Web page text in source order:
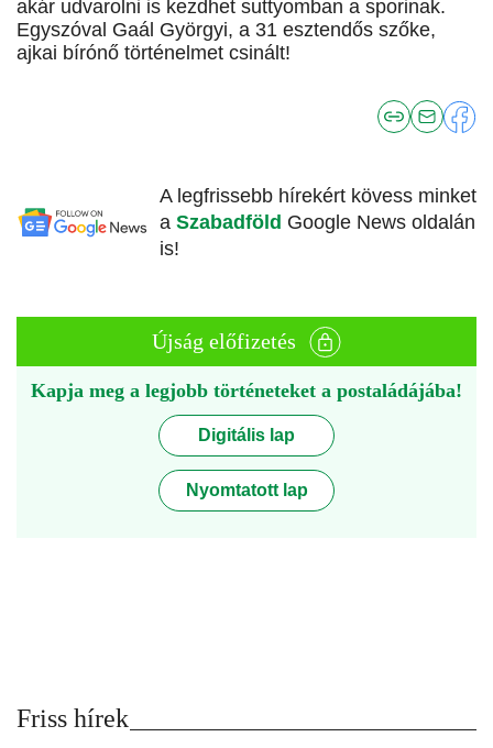
akár udvarolni is kezdhet suttyomban a sporinak.
Egyszóval Gaál Györgyi, a 31 esztendős szőke,
ajkai bírónő történelmet csinált!
A legfrissebb hírekért kövess minket
a Szabadföld Google News oldalán
is!
Újság előfizetés
Kapja meg a legjobb történeteket a postaládájába!
Digitális lap
Nyomtatott lap
Friss hírek